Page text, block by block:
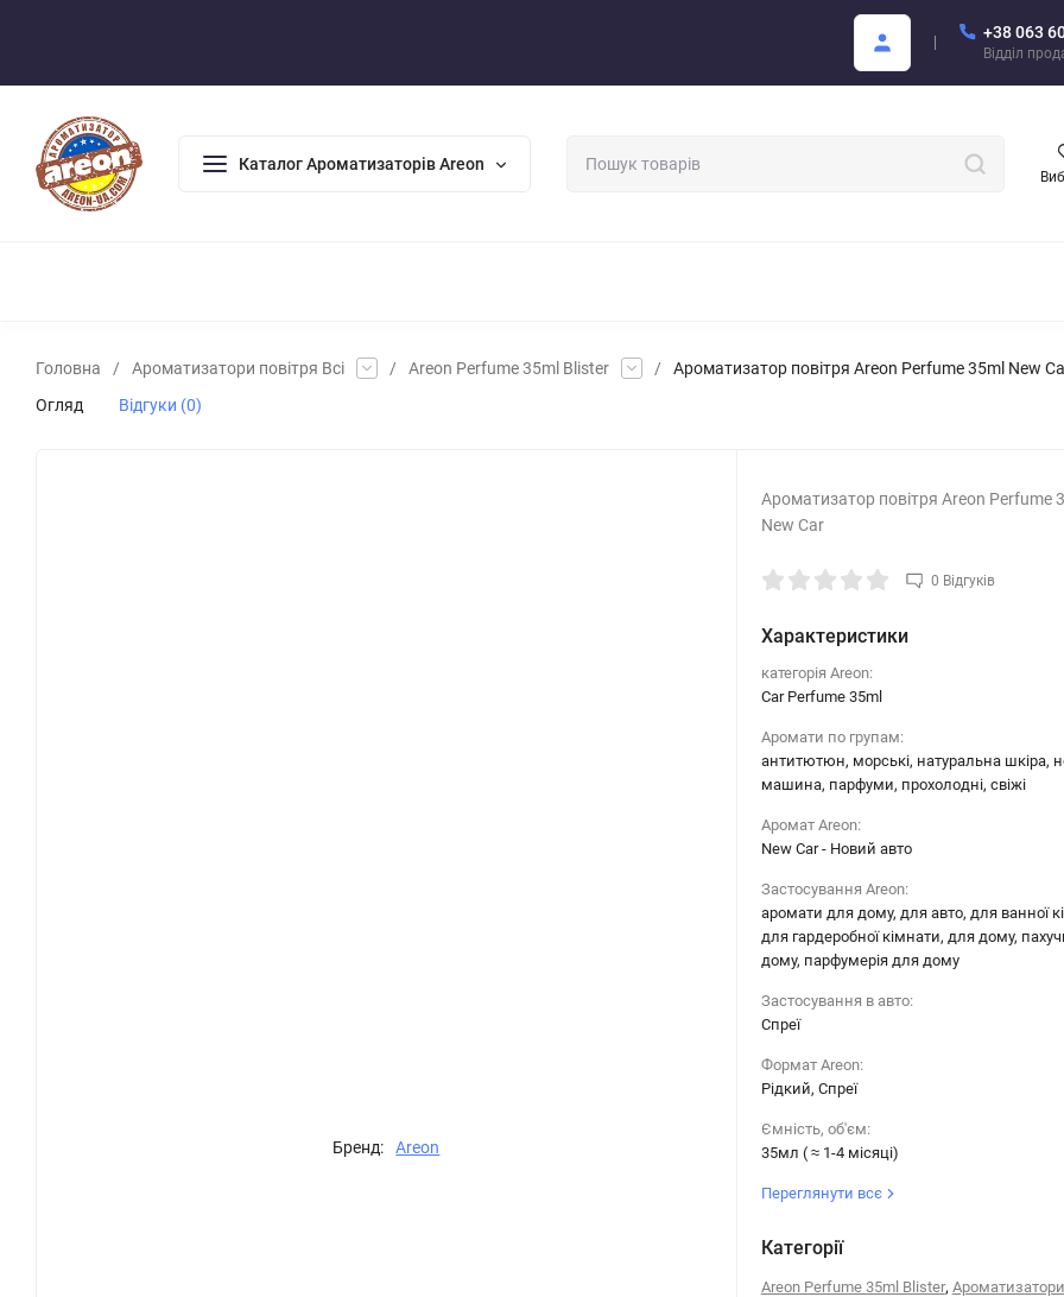
+38 063
Відділ
Каталог Ароматизаторів Areon
Головна / Ароматизатори повітря Всі / Areon Perfume 35ml Blister /
Ароматизатор повітря Areon Perfume 35ml New
Огляд
Відгуки (0)
Бренд: Areon
Ароматизатор повітря Areon Perfume
New Car
0 Відгуків
Характеристики
категорія Areon:
Car Perfume 35ml
Аромати по групам:
антитютюн, морські, натуральна шкіра,
машина, парфуми, прохолодні, свіжі
Аромат Areon:
New Car - Новий авто
Застосування Areon:
аромати для дому, для авто, для ванної
для гардеробної кімнати, для дому,
дому, парфумерія для дому
Застосування в авто:
Спреї
Формат Areon:
Рідкий, Спреї
Ємність, об'єм:
35мл ( ≈ 1-4 місяці)
Переглянути всє
Категорії
Areon Perfume 35ml Blister,